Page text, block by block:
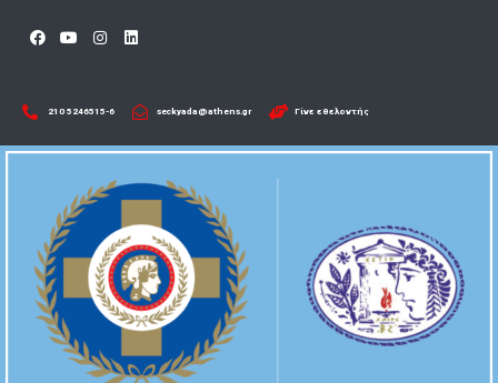
210 5246515-6​ seckyada@athens.gr Γίνε εθελοντής